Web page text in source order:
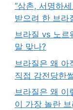
“삼촌, 서명하
받으려 한 브라
브라질 vs 노르
말 맞나?
브라질은 왜 아
직접 감전당한
브라질은 왜 이
이 가장 놀란